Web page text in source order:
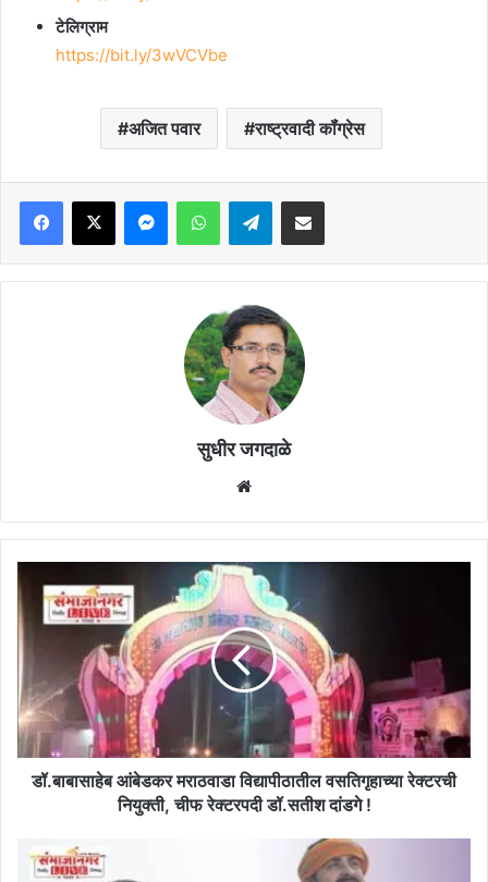
टेलिग्राम
https://bit.ly/3wVCVbe
अजित पवार राष्ट्रवादी कॉंग्रेस
Facebook
X MessengerWhatsAppTelegramShare via Email
सुधीर जगदाळे
डॉ.बाबासाहेब
आंबेडकर
मराठवाडा
विद्यापीठातील
रेक्टरची
नियुक्ती,
चीफ
रेक्टरपदी
डॉ.सतीश
डॉ.बाबासाहेब आंबेडकर मराठवाडा विद्यापीठातील वसतिगृहाच्या रेक्टरची
नियुक्ती, चीफ रेक्टरपदी डॉ.सतीश दांडगे !
पेरणीपूर्व
मशागत